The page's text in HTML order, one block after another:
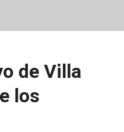
de Villa
los